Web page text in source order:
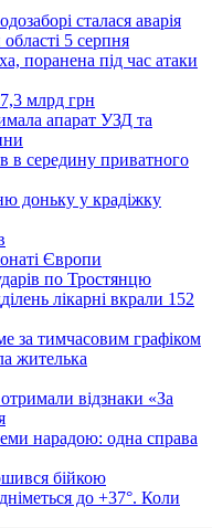
сталася аварія
5 серпня
поранена під час атаки
млрд грн
апарат УЗД та
в середину приватного
доньку у крадіжку
Європи
по Тростянцю
лікарні вкрали 152
за тимчасовим графіком
жителька
відзнаки «За
нарадою: одна справа
бійкою
до +37°. Коли